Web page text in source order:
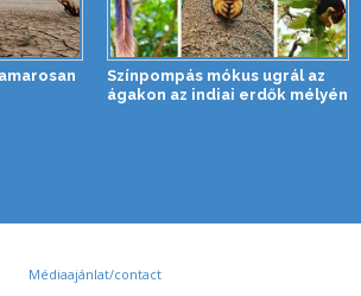
Színpompás mókus ugrál az
ágakon az indiai erdők mélyén
Médiaajánlat/contact